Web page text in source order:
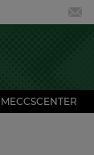
MECCSCENTER